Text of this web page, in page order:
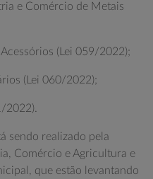
e Comércio de Metais
(Lei 059/2022);
(Lei 060/2022);
2022).
sendo realizado pela
Comércio e Agricultura e
que estão levantando